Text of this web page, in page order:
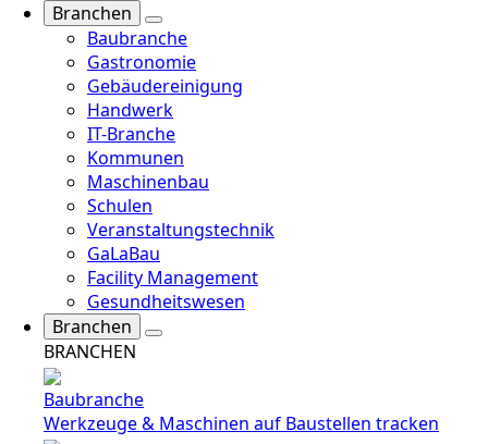
Branchen
Baubranche
Gastronomie
Gebäudereinigung
Handwerk
IT-Branche
Kommunen
Maschinenbau
Schulen
Veranstaltungstechnik
GaLaBau
Facility Management
Gesundheitswesen
Branchen
BRANCHEN
Baubranche
Werkzeuge & Maschinen auf Baustellen tracken